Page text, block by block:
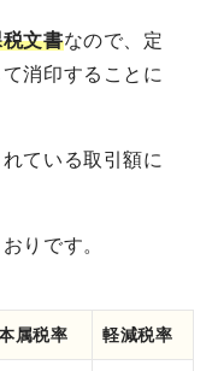
文書なので、定
消印することに
ている取引額に
りです。
属税率 軽減税率